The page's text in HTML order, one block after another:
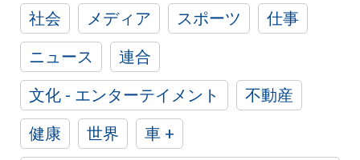
社会 メディア スポーツ
仕事
ニュース
連合
文化 - エンターテイメント
不動産
健康
世界
車 +